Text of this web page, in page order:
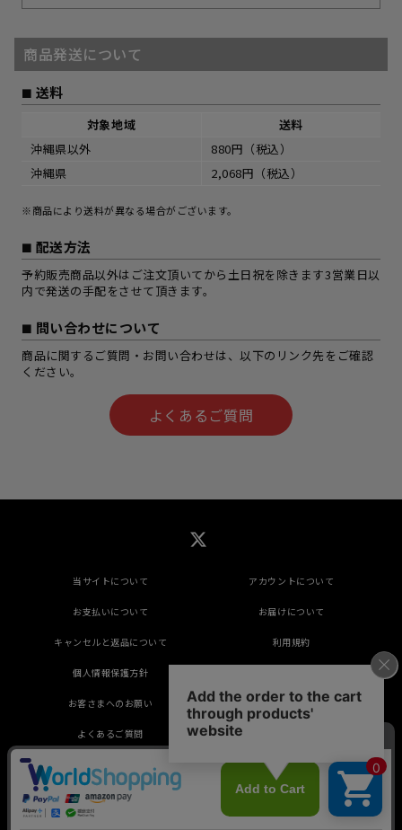
商品発送について
送料
対象地域
送料
沖縄県以外
880円（税込）
沖縄県
2,068円（税込）
※商品により送料が異なる場合がございます。
配送方法
予約販売商品以外はご注文頂いてから土日祝を除きます3営業日以
内で発送の手配をさせて頂きます。
問い合わせについて
商品に関するご質問・お問い合わせは、以下のリンク先をご確認
ください。
よくあるご質問
当サイトについて アカウントについて
お支払いについて お届けについて
キャンセルと返品について 利用規約
個人情報保護方針
お客さまへのお願い 推奨環境
よくあるご質問
掲載されているすべてのコンテンツ(記事、画像、
音声データ、映像データ等)の無断転載を禁じます。
© 2026 CREEK＆RIVER Co., Ltd. Powered by